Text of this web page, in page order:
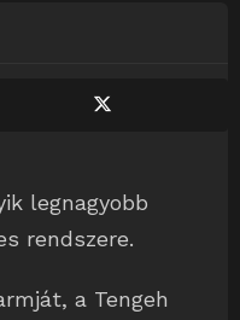
legnagyobb
rendszere.
a Tengeh